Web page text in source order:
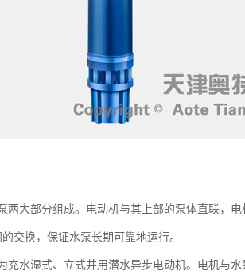
两大部分组成。电动机与其上部的泵体直联，
交换，保证水泵长期可靠地运行。
水湿式、立式井用潜水异步电动机。电机与水